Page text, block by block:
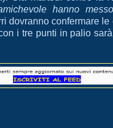
hanno
dovranno confermare le
i tre punti in palio sarà